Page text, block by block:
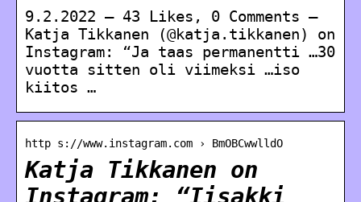
9.2.2022 — 43 Likes, 0 Comments –
Katja Tikkanen (@katja.tikkanen) on
Instagram: “Ja taas permanentti …30
vuotta sitten oli viimeksi …iso
kiitos …
http s://www.instagram.com › BmOBCwwlldO
Katja Tikkanen on